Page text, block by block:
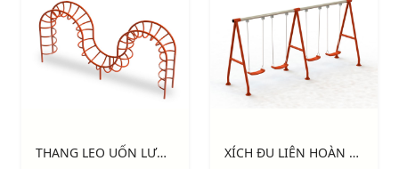
THANG LEO UỐN LƯỢN XÍCH ĐU LIÊN HOÀN 4 GHẾ